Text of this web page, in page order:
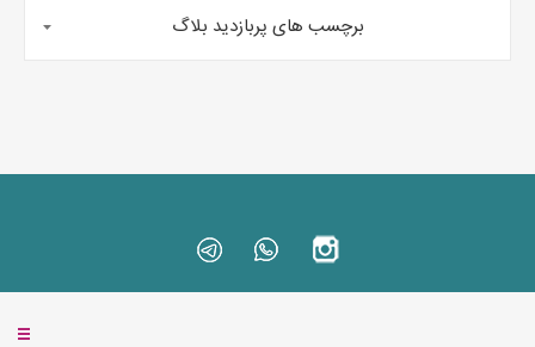
برچسب های پربازدید بلاگ